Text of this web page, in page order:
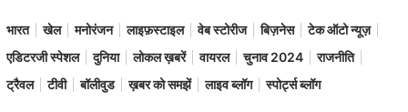
भारत खेल मनोरंजन लाइफ़स्टाइल वेब स्टोरीज बिज़नेस
टेक ऑटो न्यूज़
एडिटरजी स्पेशल
दुनिया लोकल ख़बरें वायरल चुनाव 2024
राजनीति
ट्रैवल
टीवी बॉलीवुड ख़बर को समझें लाइव ब्लॉग स्पोर्ट्स ब्लॉग